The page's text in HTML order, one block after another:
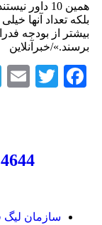
بلکه تعداد آنها
بیشتر از بودجه
برسند.»/خبرآنلاین
سازمان لیگ